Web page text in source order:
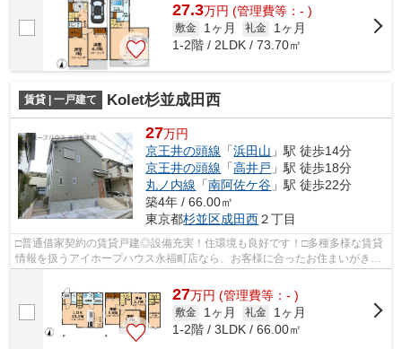
27.3万円 (管理費等：- )
敷金 1ヶ月 礼金
1ヶ月
1-2階 / 2LDK / 73.70㎡
賃貸 | 一戸建て Kolet杉並成田西
27万円
京王井の頭線 「浜田山 」駅 徒歩14分
京王井の頭線 「高井戸 」駅 徒歩18分
丸ノ内線 「南阿佐ケ谷 」駅 徒歩22分
築4年 / 66.00㎡
東京都杉並区成田西２丁目
□普通借家契約の賃貸戸建◎設備充実！住環境も良好です！□多種多様な賃貸
情報を扱うアイホープハウス永福町店なら、お客様に合ったお住まいがきっ
と見つかります。お電話03-3327-7774か...
27万円 (管理費等：- )
敷金 1ヶ月 礼金
1ヶ月
1-2階 / 3LDK / 66.00㎡